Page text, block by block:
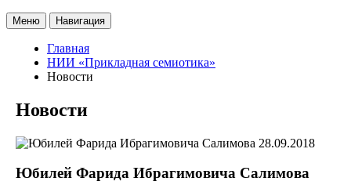
Меню Навигация
Главная
НИИ «Прикладная семиотика»
Новости
Новости
28.09.2018
Юбилей Фарида Ибрагимовича Салимова